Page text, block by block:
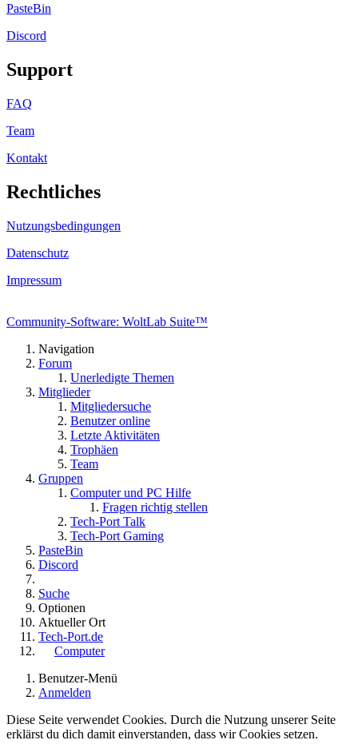
PasteBin
Discord
Support
FAQ
Team
Kontakt
Rechtliches
Nutzungsbedingungen
Datenschutz
Impressum
Community-Software: WoltLab Suite™
Navigation
Forum
Unerledigte Themen
Mitglieder
Mitgliedersuche
Benutzer online
Letzte Aktivitäten
Trophäen
Team
Gruppen
Computer und PC Hilfe
Fragen richtig stellen
Tech-Port Talk
Tech-Port Gaming
PasteBin
Discord
Suche
Optionen
Aktueller Ort
Tech-Port.de
Computer
Benutzer-Menü
Anmelden
Diese Seite verwendet Cookies. Durch die Nutzung unserer Seite
erklärst du dich damit einverstanden, dass wir Cookies setzen.